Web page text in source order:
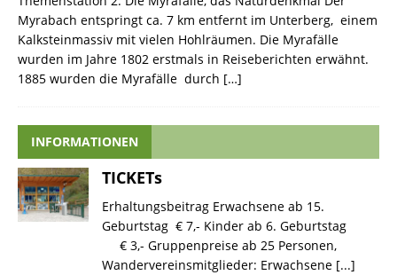
Myrabach entspringt ca. 7 km entfernt im Unterberg, einem
Kalksteinmassiv mit vielen Hohlräumen. Die Myrafälle
wurden im Jahre 1802 erstmals in Reiseberichten erwähnt.
1885 wurden die Myrafälle durch […]
INFORMATIONEN
TICKETs
Erhaltungsbeitrag Erwachsene ab 15.
Geburtstag € 7,- Kinder ab 6. Geburtstag
€ 3,- Gruppenpreise ab 25 Personen,
Wandervereinsmitglieder: Erwachsene [...]